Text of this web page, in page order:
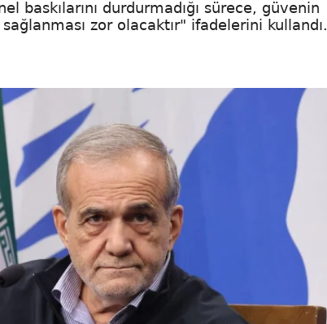
baskılarını durdurmadığı sürece, güvenin
zor olacaktır" ifadelerini kullandı.